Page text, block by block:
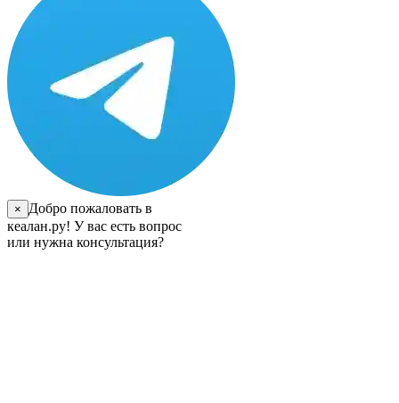
×
Добро пожаловать в
кеалан.ру! У вас есть вопрос
или нужна консультация?